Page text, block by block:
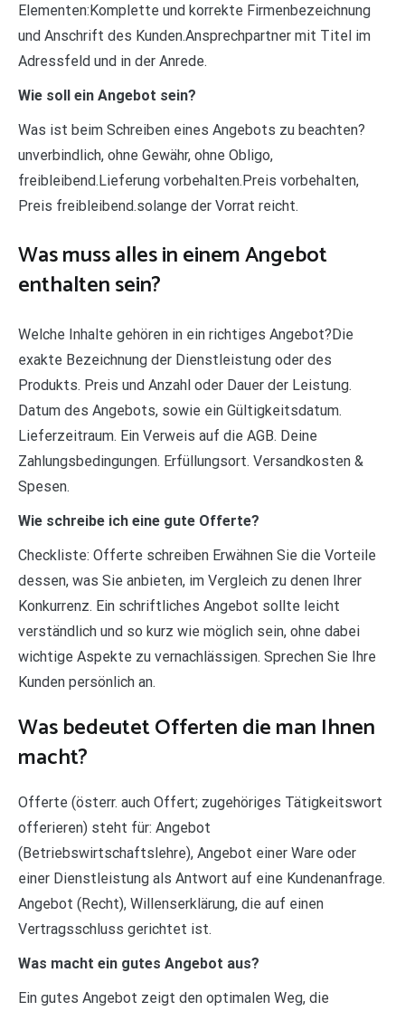
Elementen:Komplette und korrekte Firmenbezeichnung
und Anschrift des Kunden.Ansprechpartner mit Titel im
Adressfeld und in der Anrede.
Wie soll ein Angebot sein?
Was ist beim Schreiben eines Angebots zu beachten?
unverbindlich, ohne Gewähr, ohne Obligo,
freibleibend.Lieferung vorbehalten.Preis vorbehalten,
Preis freibleibend.solange der Vorrat reicht.
Was muss alles in einem Angebot
enthalten sein?
Welche Inhalte gehören in ein richtiges Angebot?Die
exakte Bezeichnung der Dienstleistung oder des
Produkts. Preis und Anzahl oder Dauer der Leistung.
Datum des Angebots, sowie ein Gültigkeitsdatum.
Lieferzeitraum. Ein Verweis auf die AGB. Deine
Zahlungsbedingungen. Erfüllungsort. Versandkosten &
Spesen.
Wie schreibe ich eine gute Offerte?
Checkliste: Offerte schreiben Erwähnen Sie die Vorteile
dessen, was Sie anbieten, im Vergleich zu denen Ihrer
Konkurrenz. Ein schriftliches Angebot sollte leicht
verständlich und so kurz wie möglich sein, ohne dabei
wichtige Aspekte zu vernachlässigen. Sprechen Sie Ihre
Kunden persönlich an.
Was bedeutet Offerten die man Ihnen
macht?
Offerte (österr. auch Offert; zugehöriges Tätigkeitswort
offerieren) steht für: Angebot
(Betriebswirtschaftslehre), Angebot einer Ware oder
einer Dienstleistung als Antwort auf eine Kundenanfrage.
Angebot (Recht), Willenserklärung, die auf einen
Vertragsschluss gerichtet ist.
Was macht ein gutes Angebot aus?
Ein gutes Angebot zeigt den optimalen Weg, die